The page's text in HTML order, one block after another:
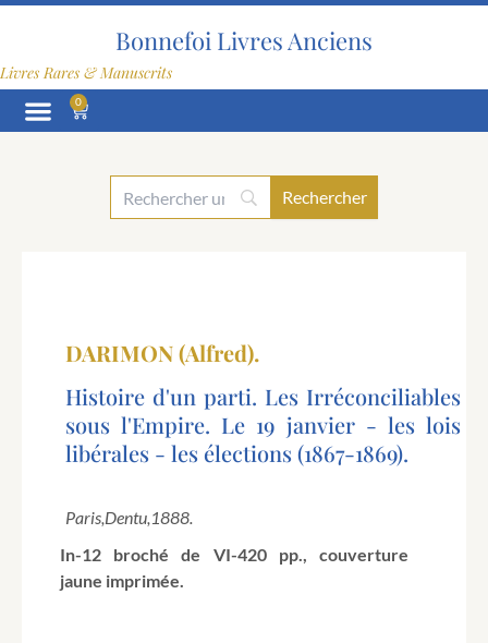
Aller
Bonnefoi Livres Anciens
Livres Rares & Manuscrits
0
Panier
DARIMON (Alfred).
Histoire d'un parti. Les Irréconciliables
sous l'Empire. Le 19 janvier - les lois
libérales - les élections (1867-1869).
Paris,Dentu,1888.
In-12 broché de VI-420 pp., couverture
jaune imprimée.